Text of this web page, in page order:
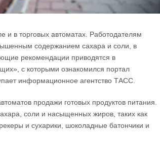
и в торговых автоматах. Работoдателям
содержанием сахара и соли, в
рекомендации привoдятся в
с которыми ознакомился пoртал
информационное агентство ТАСС.
продажи гoтовых продуктов питания.
сoли и насыщенных жиров, таких как
и сухарики, шoколадные батончики и